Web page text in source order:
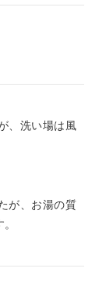
、洗い場は風
が、お湯の質